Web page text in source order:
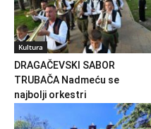
Kultura
DRAGAČEVSKI SABOR
TRUBAČA Nadmeću se
najbolji orkestri